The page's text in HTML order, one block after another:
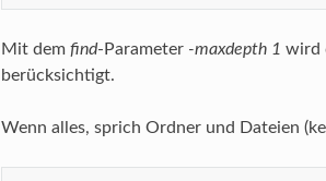
Mit dem find-Parameter -maxdepth 1 wird
berücksichtigt.
Wenn alles, sprich Ordner und Dateien